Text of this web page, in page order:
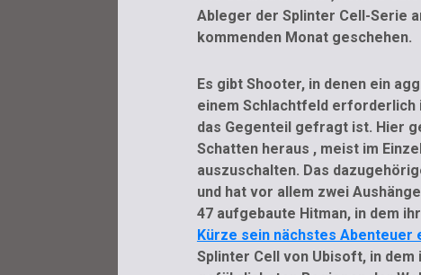
Ableger der Splinter Cell-Serie
kommenden Monat geschehen.
Es gibt Shooter, in denen ein
einem Schlachtfeld erforderlich
das Gegenteil gefragt ist. Hier
Schatten heraus , meist im
auszuschalten. Das
und hat vor allem zwei
47 aufgebaute Hitman, in dem
Kürze sein nächstes Abenteuer
Splinter Cell von Ubisoft, in dem